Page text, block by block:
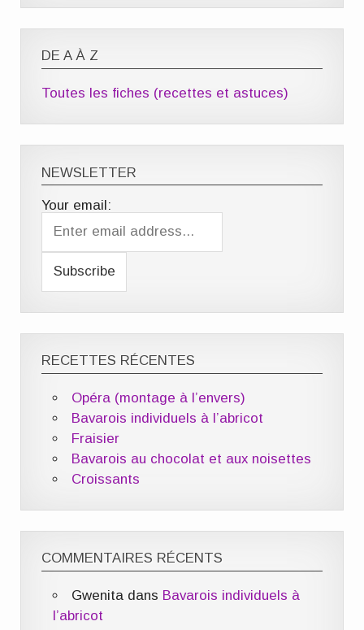
DE A À Z
Toutes les fiches (recettes et astuces)
NEWSLETTER
Your email:
RECETTES RÉCENTES
Opéra (montage à l’envers)
Bavarois individuels à l’abricot
Fraisier
Bavarois au chocolat et aux noisettes
Croissants
COMMENTAIRES RÉCENTS
Gwenitadans Bavarois individuels à
l’abricot